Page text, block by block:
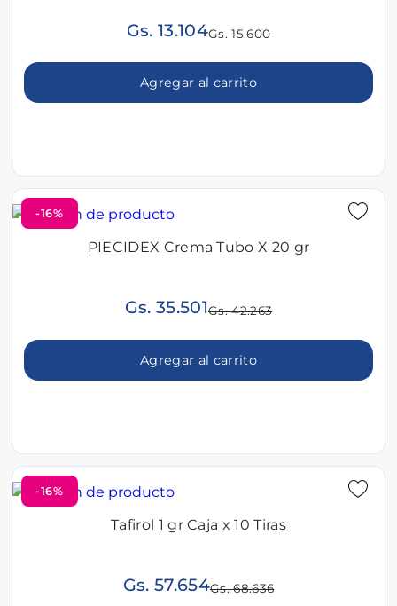
Gs. 13.104Gs. 15.600
Agregar al carrito
-16%
PIECIDEX Crema Tubo X 20 gr
Gs. 35.501Gs. 42.263
Agregar al carrito
-16%
Tafirol 1 gr Caja x 10 Tiras
Gs. 57.654Gs. 68.636